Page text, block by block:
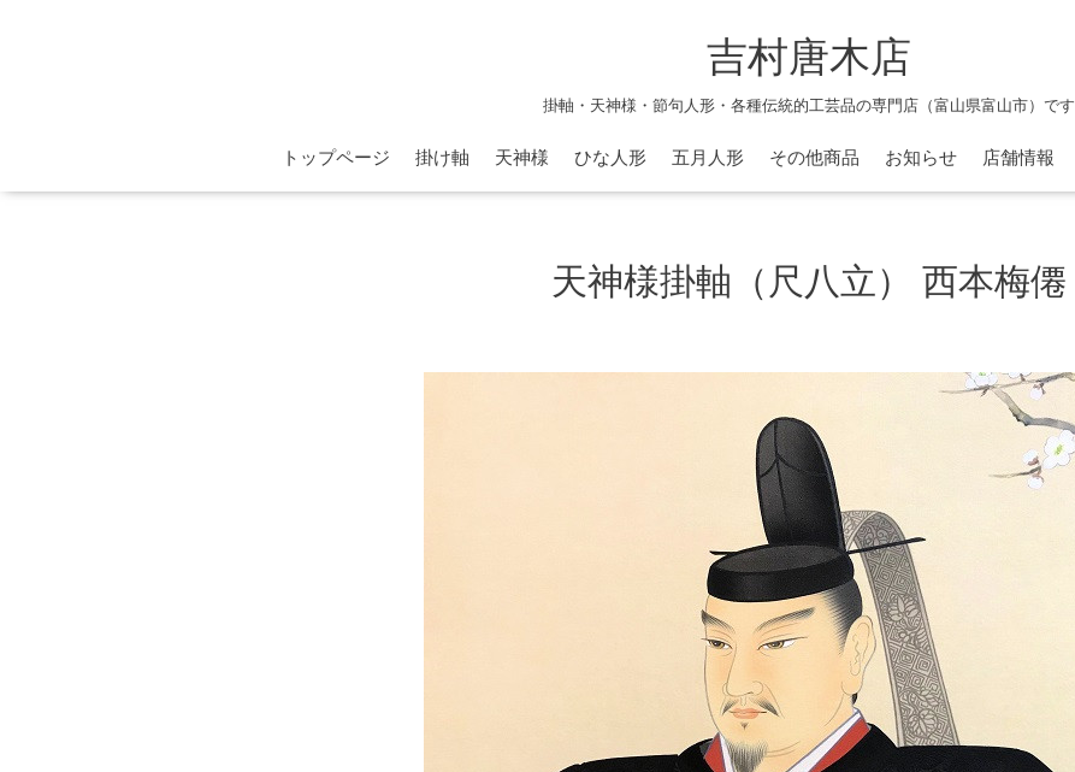
吉村唐木店
掛軸・天神様・節句人形・各種伝統的工芸品の専門店（富山県富山市）です
トップページ 掛け軸 天神様 ひな人形 五月人形 その他商品 お知らせ 店舗情報
天神様掛軸（尺八立） 西本梅僊